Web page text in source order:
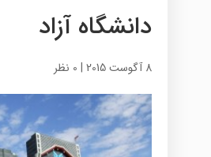
دانشگاه آزاد
8 آگوست 2015 | 0 نظر